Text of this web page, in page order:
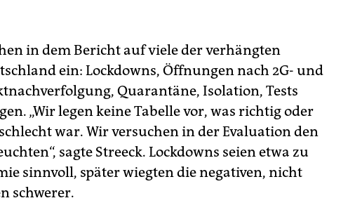
in dem Bericht auf viele der verhängten
ein: Lockdowns, Öffnungen nach 2G- und
Quarantäne, Isolation, Tests
„Wir legen keine Tabelle vor, was richtig oder
war. Wir versuchen in der Evaluation den
sagte Streeck. Lockdowns seien etwa zu
sinnvoll, später wiegten die negativen, nicht
schwerer.